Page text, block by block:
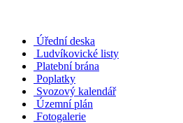
Úřední deska
Ludvíkovické listy
Platební brána
Poplatky
Svozový kalendář
Územní plán
Fotogalerie